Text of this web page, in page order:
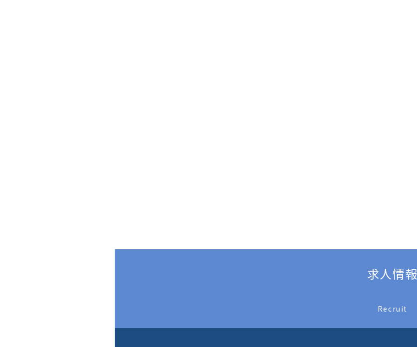
求人情報
Recruit